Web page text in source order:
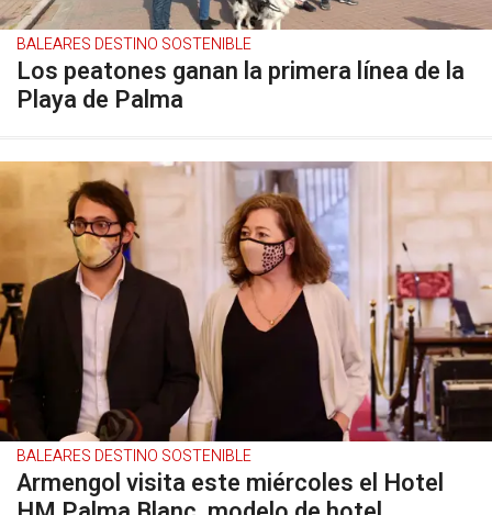
BALEARES DESTINO SOSTENIBLE
Los peatones ganan la primera línea de la
Playa de Palma
BALEARES DESTINO SOSTENIBLE
Armengol visita este miércoles el Hotel